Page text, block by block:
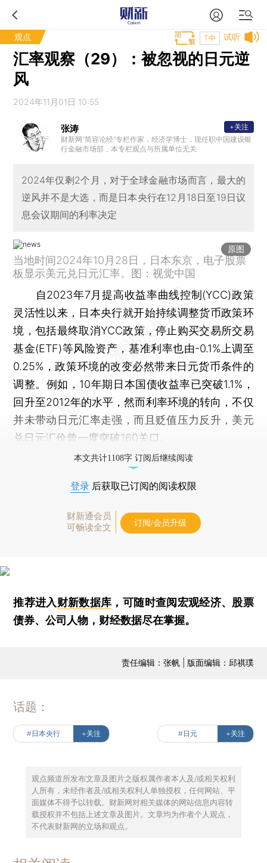
观点 试听
T中
汇率观察（29）：被忽视的日元逆
风
2024年11月01日 10:55
张涛
财新网“简容论经”专栏作家，经济学博士，现任职中国建设银
行金融市场部，本专栏观点与所属单位无关
+关注
2024年仅剩2个月，对于全球金融市场而言，最大的
逆风并不是大选，而是日本央行在12月18日至19日议
息会议期间的利率决定
原图
当地时间2024年10月28日，日本东京，电子股票
板显示美元兑日元汇率。图：视觉中国
自2023年7月提高收益率曲线控制(YCC)政策
灵活性以来，日本央行就开始持续调整货币政策环
境，包括最终取消YCC政策，停止购买交易所交易
基金(ETF)等风险资产，基准利率也由-0.1%上调至
0.25%，政策环境的改变必然带来日元货币条件的
调整。例如，10年期日本国债收益率已突破1.1%，
回升至2012年的水平，然而利率环境的转向，不仅
并未带动日元汇率走强，而且贬值压力反升，美元
兑日元汇价曾一度突破160关口。
本文共计1108字 订阅后继续阅读
登录 后获取已订阅的阅读权限
财新通会员
可畅读全文
订阅/会员升级
推荐进入财新数据库 ，可随时查阅宏观经济、股票
债券、公司人物，财经数据尽在掌握。
责任编辑：张帆 | 版面编辑：邱祺璞
话题：
#日本央行 +关注 #日元 +关注
观点频道所发布文章及图片之版权属作者本人及/或相关权利
人所有，未经作者及/或相关权利人单独授权，任何网站、平
面媒体不得予以转载。财新网对相关媒体的网站信息内容转
载授权并不包括上述文章及图片。文章均为作者个人观点，
不代表财新网的立场和观点。